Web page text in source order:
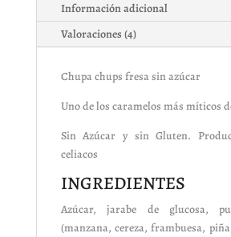
Información adicional
Valoraciones (4)
Chupa chups fresa sin azúcar
Uno de los caramelos más míticos
Sin Azúcar y sin Gluten.
celiacos
INGREDIENTES
Azúcar, jarabe de glucosa,
(manzana, cereza, frambuesa,